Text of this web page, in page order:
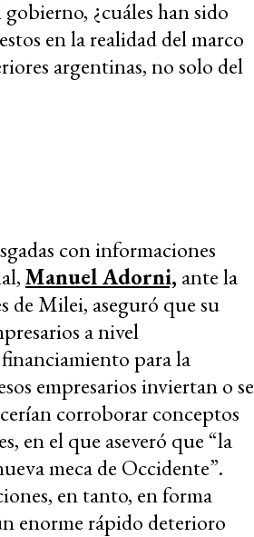
¿cuáles han sido
en la realidad del marco
argentinas, no solo del
con informaciones
Manuel Adorni, ante la
de Milei, aseguró que su
a nivel
para la
empresarios inviertan o se
corroborar conceptos
en el que aseveró que “la
meca de Occidente”.
en tanto, en forma
enorme rápido deterioro